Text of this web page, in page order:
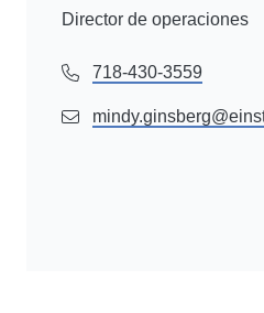
Director de operaciones
718-430-3559